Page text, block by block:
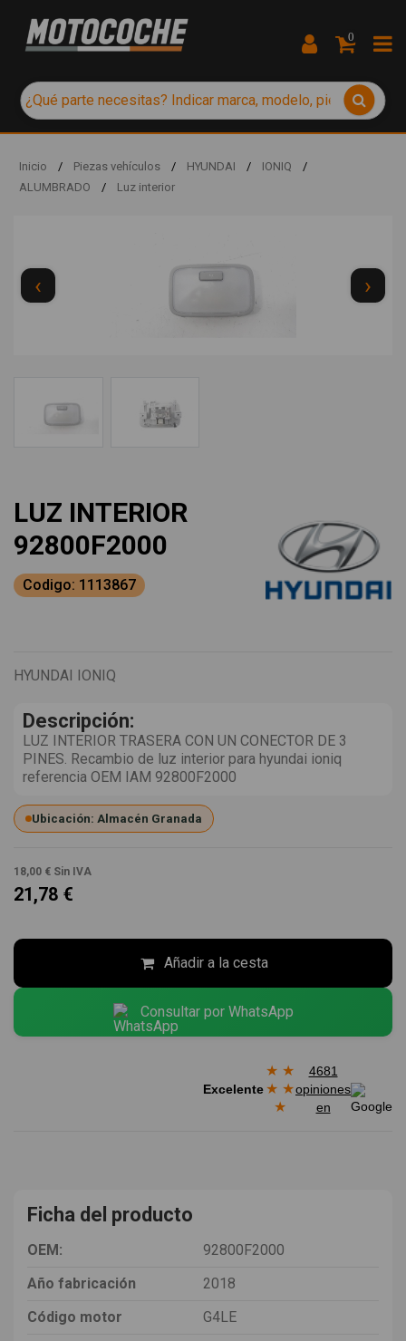
0
Inicio / Piezas vehículos / HYUNDAI / IONIQ
/
ALUMBRADO
/ Luz interior
‹ ›
LUZ INTERIOR
92800F2000
Codigo: 1113867
HYUNDAI IONIQ
Descripción:
LUZ INTERIOR TRASERA CON UN CONECTOR DE 3
PINES. Recambio de luz interior para hyundai ioniq
referencia OEM IAM 92800F2000
Ubicación: Almacén Granada
18,00 € Sin IVA
21,78 €
Añadir a la cesta
Consultar por WhatsApp
Excelente
★ ★
★ ★
★
4681
opiniones
en
Ficha del producto
OEM:
92800F2000
Año fabricación
2018
Código motor
G4LE